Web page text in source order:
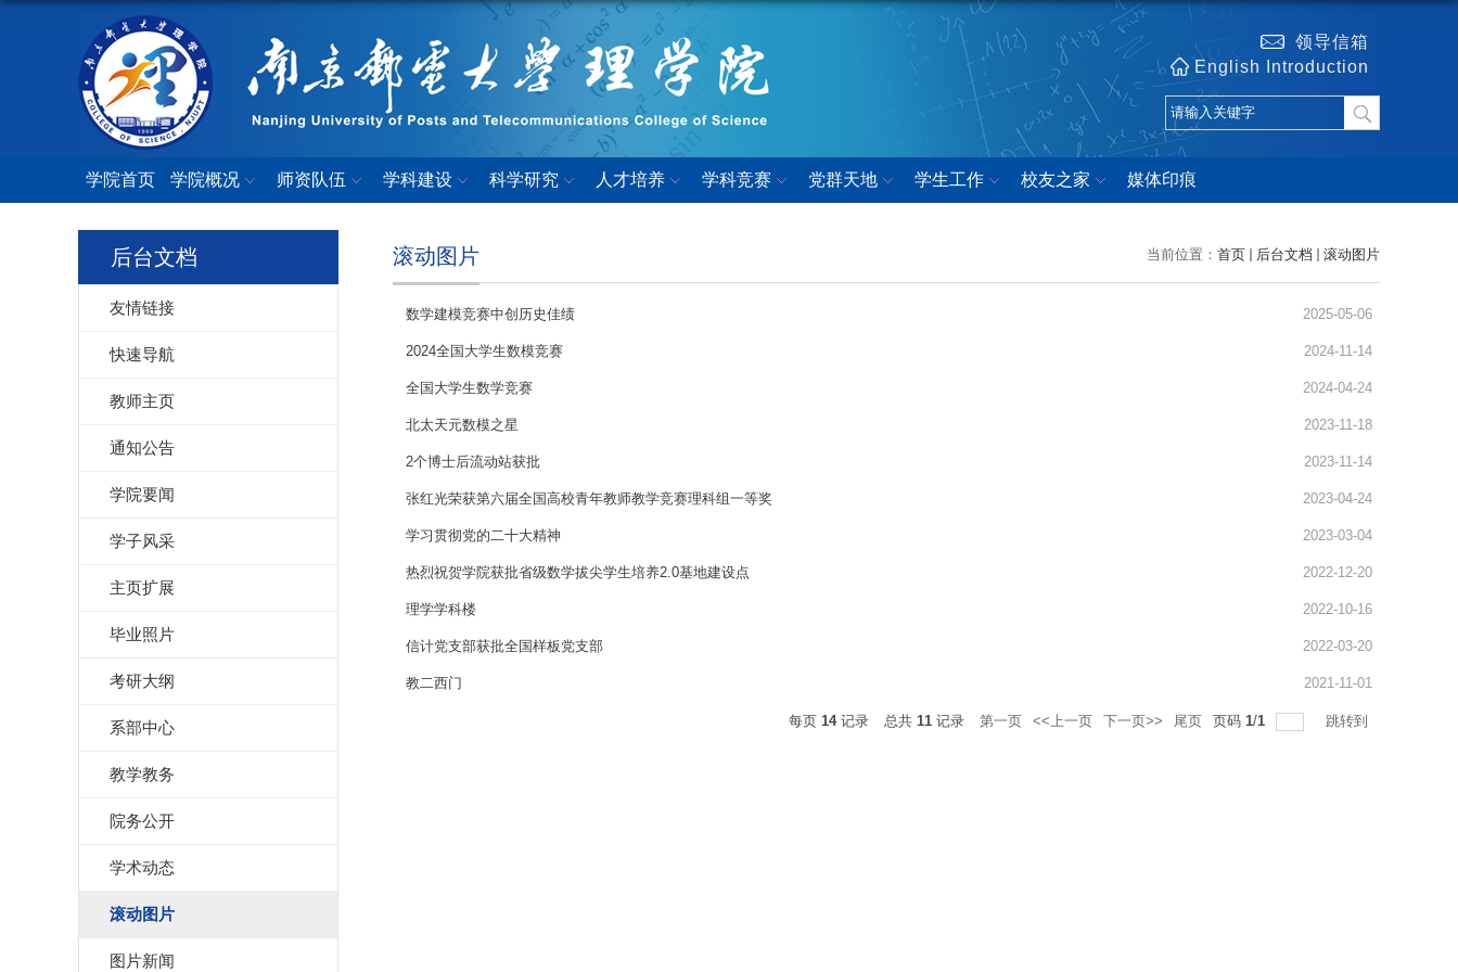
领导信箱
English Introduction
学院首页 学院概况 师资队伍 学科建设 科学研究 人才培养 学科竞赛 党群天地 学生工作 校友之家 媒体印痕
后台文档
友情链接
快速导航
教师主页
通知公告
学院要闻
学子风采
主页扩展
毕业照片
考研大纲
系部中心
教学教务
院务公开
学术动态
滚动图片
图片新闻
当前位置： 首页 后台文档 滚动图片
滚动图片
数学建模竞赛中创历史佳绩 2025-05-06
2024全国大学生数模竞赛 2024-11-14
全国大学生数学竞赛 2024-04-24
北太天元数模之星 2023-11-18
2个博士后流动站获批 2023-11-14
张红光荣获第六届全国高校青年教师教学竞赛理科组一等奖 2023-04-24
学习贯彻党的二十大精神 2023-03-04
热烈祝贺学院获批省级数学拔尖学生培养2.0基地建设点 2022-12-20
理学学科楼 2022-10-16
信计党支部获批全国样板党支部 2022-03-20
教二西门 2021-11-01
每页 14记录 总共 11 记录 第一页 <<上一页 下一页>> 尾页 页码 1/1 跳转到